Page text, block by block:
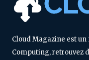
Cloud Magazine est
Computing, retrouvez